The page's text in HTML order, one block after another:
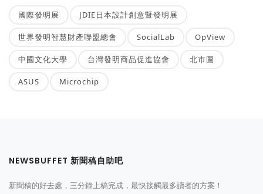
國際發明展 JDIE日本設計創意暨發明展
世界發明智慧財產聯盟總會 SocialLab OpView
中國文化大學 台灣發明商品促進協會 北市圖
ASUS Microchip
NEWSBUFFET 新聞稿自助吧
新聞稿的好去處，三分鐘上稿完成，最快接觸最多讀者的方案！